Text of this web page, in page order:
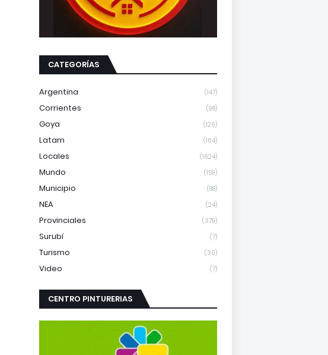
CATEGORÍAS
Argentina (147)
Corrientes (98)
Goya (126)
Latam (164)
Locales (1624)
Mundo (159)
Municipio (88)
NEA (24)
Provinciales (379)
Surubí (7)
Turismo (30)
Video (7)
CENTRO PINTURERIAS